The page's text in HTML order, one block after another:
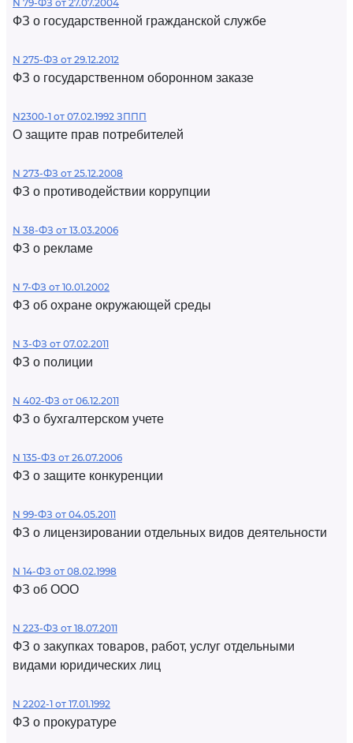
N 79-ФЗ от 27.07.2004
ФЗ о государственной гражданской службе
N 275-ФЗ от 29.12.2012
ФЗ о государственном оборонном заказе
N2300-1 от 07.02.1992 ЗППП
О защите прав потребителей
N 273-ФЗ от 25.12.2008
ФЗ о противодействии коррупции
N 38-ФЗ от 13.03.2006
ФЗ о рекламе
N 7-ФЗ от 10.01.2002
ФЗ об охране окружающей среды
N 3-ФЗ от 07.02.2011
ФЗ о полиции
N 402-ФЗ от 06.12.2011
ФЗ о бухгалтерском учете
N 135-ФЗ от 26.07.2006
ФЗ о защите конкуренции
N 99-ФЗ от 04.05.2011
ФЗ о лицензировании отдельных видов деятельности
N 14-ФЗ от 08.02.1998
ФЗ об ООО
N 223-ФЗ от 18.07.2011
ФЗ о закупках товаров, работ, услуг отдельными
видами юридических лиц
N 2202-1 от 17.01.1992
ФЗ о прокуратуре